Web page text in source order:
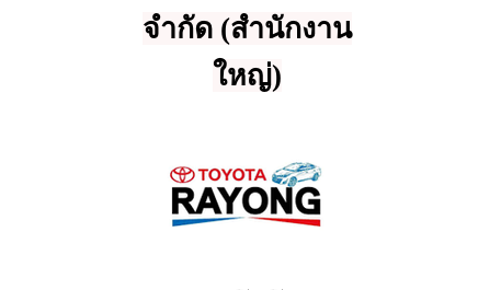
จำกัด (สำนักงาน
ใหญ่)